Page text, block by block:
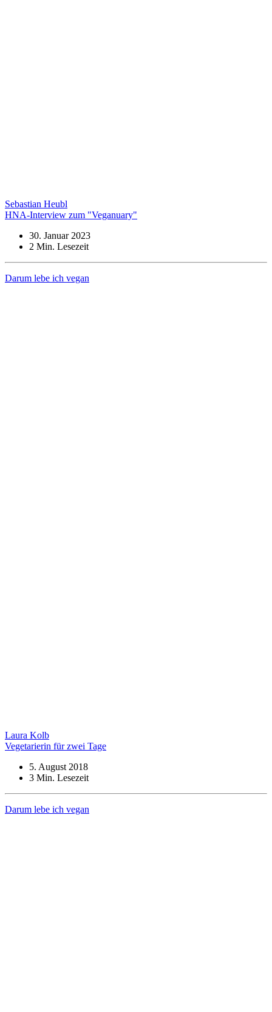
Sebastian Heubl
HNA-Interview zum "Veganuary"
30. Januar 2023
2 Min. Lesezeit
Darum lebe ich vegan
Laura Kolb
Vegetarierin für zwei Tage
5. August 2018
3 Min. Lesezeit
Darum lebe ich vegan